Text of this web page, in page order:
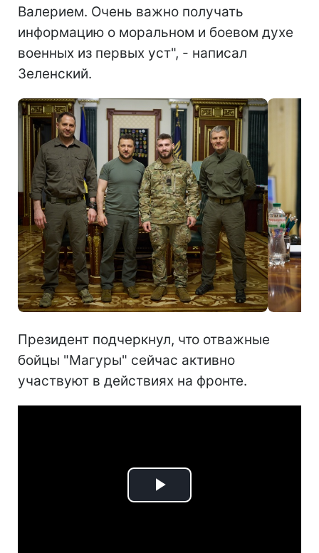
Валерием. Очень важно получать
информацию о моральном и боевом духе
военных из первых уст", - написал
Зеленский.
Президент подчеркнул, что отважные
бойцы "Магуры" сейчас активно
участвуют в действиях на фронте.
Play